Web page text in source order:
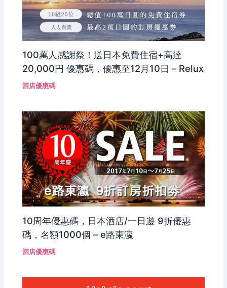
100萬人感謝祭！送日本免費住宿+高達
20,000円 優惠碼，優惠至12月10日 – Relux
酒店優惠碼
10周年優惠碼，日本酒店/一日遊 9折優惠
碼，名額1000個 – e路東瀛
酒店優惠碼